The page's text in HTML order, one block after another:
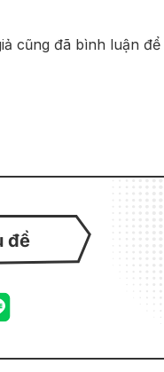
cũng đã bình luận
đề